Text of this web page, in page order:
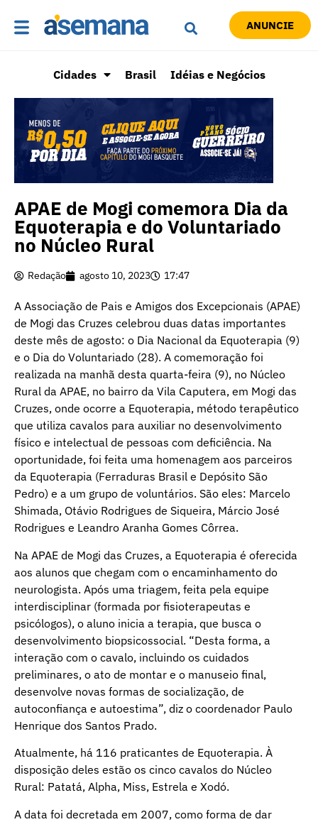
ANUNCIE
Cidades Brasil Idéias e Negócios
APAE de Mogi comemora Dia da
Equoterapia e do Voluntariado
no Núcleo Rural
Redação agosto 10, 2023 17:47
A Associação de Pais e Amigos dos Excepcionais (APAE)
de Mogi das Cruzes celebrou duas datas importantes
deste mês de agosto: o Dia Nacional da Equoterapia (9)
e o Dia do Voluntariado (28). A comemoração foi
realizada na manhã desta quarta-feira (9), no Núcleo
Rural da APAE, no bairro da Vila Caputera, em Mogi das
Cruzes, onde ocorre a Equoterapia, método terapêutico
que utiliza cavalos para auxiliar no desenvolvimento
físico e intelectual de pessoas com deficiência. Na
oportunidade, foi feita uma homenagem aos parceiros
da Equoterapia (Ferraduras Brasil e Depósito São
Pedro) e a um grupo de voluntários. São eles: Marcelo
Shimada, Otávio Rodrigues de Siqueira, Márcio José
Rodrigues e Leandro Aranha Gomes Côrrea.
Na APAE de Mogi das Cruzes, a Equoterapia é oferecida
aos alunos que chegam com o encaminhamento do
neurologista. Após uma triagem, feita pela equipe
interdisciplinar (formada por fisioterapeutas e
psicólogos), o aluno inicia a terapia, que busca o
desenvolvimento biopsicossocial. “Desta forma, a
interação com o cavalo, incluindo os cuidados
preliminares, o ato de montar e o manuseio final,
desenvolve novas formas de socialização, de
autoconfiança e autoestima”, diz o coordenador Paulo
Henrique dos Santos Prado.
Atualmente, há 116 praticantes de Equoterapia. À
disposição deles estão os cinco cavalos do Núcleo
Rural: Patatá, Alpha, Miss, Estrela e Xodó.
A data foi decretada em 2007, como forma de dar